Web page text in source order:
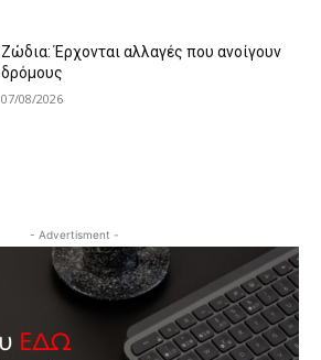
Ζώδια: Έρχονται αλλαγές που ανοίγουν
δρόμους
07/08/2026
- Advertisment -